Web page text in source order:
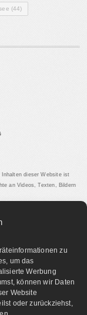
zu
um das
Werbung
können wir Daten
Website
oder zurückziehst,
(44)
Inhalten dieser Website ist
an Videos, Texten, Bildern